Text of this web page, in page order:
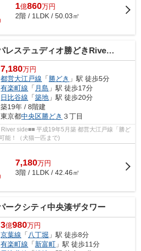
1億860万円
2階 / 1LDK / 50.03㎡
レステュディオ勝どきRiver side
7,180万円
都営大江戸線 「 勝どき 」駅 徒歩5分
有楽町線 「 月島 」駅 徒歩17分
日比谷線 「築地 」駅 徒歩20分
築19年 / 8階建
東京都中央区勝どき ３丁目
築 都営大江戸線「勝ど
ト飼育可能！（犬猫一匹まで)
7,180万円
3階 / 1LDK / 42.46㎡
ークシティ中央湊ザタワー
3億980万円
京葉線 「八丁堀 」駅 徒歩8分
有楽町線 「新富町 」駅 徒歩11分